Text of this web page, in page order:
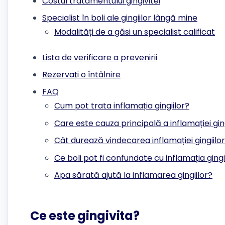
Specialist în boli ale gingiilor lângă mine
Modalități de a găsi un specialist calificat
Lista de verificare a prevenirii
Rezervați o întâlnire
FAQ
Cum pot trata inflamația gingiilor?
Care este cauza principală a inflamației
Cât durează vindecarea inflamației
Ce boli pot fi confundate cu inflamația
Apa sărată ajută la inflamarea gingiilor?
Ce este gingivita?